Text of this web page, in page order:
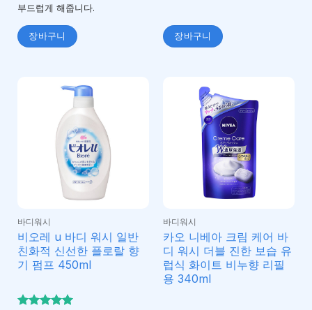
부드럽게 해줍니다.
장바구니 장바구니
바디워시
비오레 u 바디 워시 일반
친화적 신선한 플로랄 향
기 펌프 450ml
바디워시
카오 니베아 크림 케어 바
디 워시 더블 진한 보습 유
럽식 화이트 비누향 리필
용 340ml